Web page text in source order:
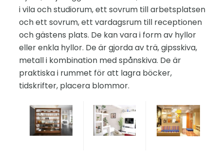
i vila och studiorum, ett sovrum till arbetsplatsen
och ett sovrum, ett vardagsrum till receptionen
och gästens plats. De kan vara i form av hyllor
eller enkla hyllor. De är gjorda av trä, gipsskiva,
metall i kombination med spånskiva. De är
praktiska i rummet för att lagra böcker,
tidskrifter, placera blommor.